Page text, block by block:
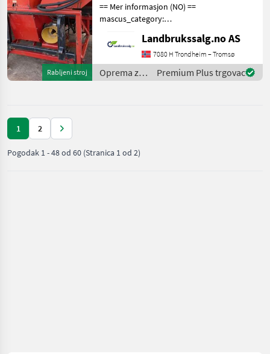
Rabljeni stroj
== Mer informasjon (NO) ==
mascus_category:
reference number upon
request: 7939 See
en.landbrukssalg.no/7939
for more images
Landbrukssalg.no AS
7080 H Trondheim – Tromsø
Oprema za
šumu i
Premium Plus trgovac
1 2
Pogodak 1-48od 60 (Stranica 1 od 2)